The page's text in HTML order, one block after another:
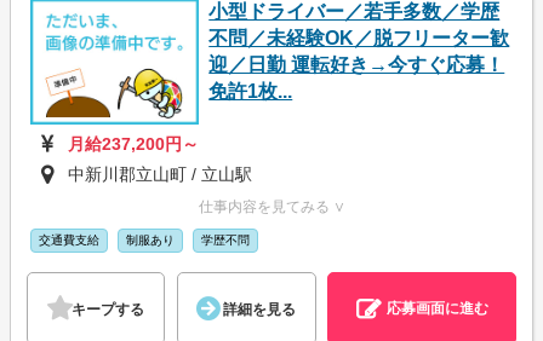
小型ドライバー／若手多数／学歴
不問／未経験OK／脱フリーター歓
迎／日勤 運転好き→今すぐ応募！
免許1枚...
月給237,200円～
中新川郡立山町 / 立山駅
仕事内容を見てみる ∨
交通費支給 制服あり 学歴不問
キープする 詳細を見る 応募画面に進む